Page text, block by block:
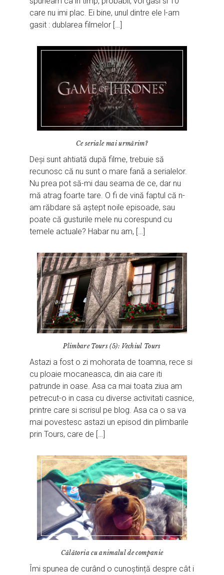
care nu imi plac. Ei bine, unul dintre ele l-am
gasit : dublarea filmelor […]
Ce seriale mai urmărim?
Deși sunt ahtiată după filme, trebuie să
recunosc că nu sunt o mare fană a serialelor.
Nu prea pot să-mi dau seama de ce, dar nu
mă atrag foarte tare. O fi de vină faptul că n-
am răbdare să aștept noile episoade, sau
poate că gusturile mele nu corespund cu
temele actuale? Habar nu am, […]
Plimbare Tours (5): Vechiul Tours
Astazi a fost o zi mohorata de toamna, rece si
cu ploaie mocaneasca, din aia care iti
patrunde in oase. Asa ca mai toata ziua am
petrecut-o in casa cu diverse activitati casnice,
printre care si scrisul pe blog. Asa ca o sa va
mai povestesc astazi un episod din plimbarile
prin Tours, care de […]
Călătoria cu animalul de companie
Îmi spunea de curând o cunoștință despre cât i